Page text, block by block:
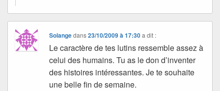
Solangedans23/10/2009 à 17:30 a dit :
Le caractère de tes lutins ressemble assez à
celui des humains. Tu as le don d’inventer
des histoires intéressantes. Je te souhaite
une belle fin de semaine.